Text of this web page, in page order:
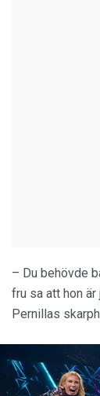
– Du behövde
fru sa att hon
Pernillas